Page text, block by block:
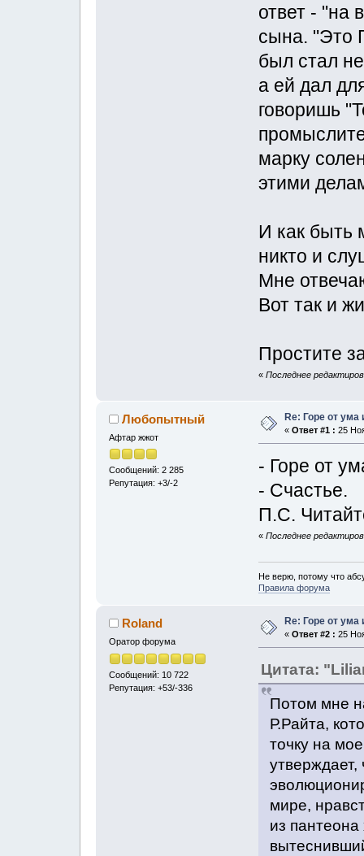
ответ - "на
сына. "Это
был стал
а ей дал
говоришь
марку
этими
И как быть
никто и
Мне
Вот так и
Простите
« Последнее
Любопытный
Афтар жжот
Сообщений: 2 285
Репутация: +3/-2
Re: Горе от ума
« Ответ #1 : 25
- Горе от
- Счастье.
П.С.
« Последнее
Не верю, потому что
Правила форума
Roland
Оратор форума
Сообщений: 10 722
Репутация: +53/-336
Re: Горе от ума
« Ответ #2 : 25
Цитата:
Потом мне
Р.Райта,
точку на
мире,
из пантеона